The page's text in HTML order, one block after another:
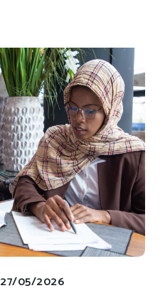
27/05/2026